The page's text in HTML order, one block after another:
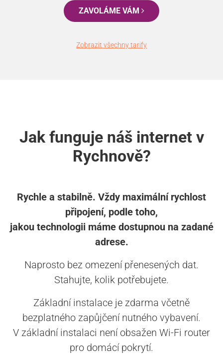
ZAVOLÁME VÁM
Zobrazit všechny tarify
Jak funguje náš internet v
Rychnově?
Rychle a stabilně. Vždy maximální rychlost
připojení, podle toho,
jakou technologii máme dostupnou na zadané
adrese.
Naprosto bez omezení přenesených dat.
Stahujte, kolik potřebujete.
Základní instalace je zdarma včetně
bezplatného zapůjčení nutného vybavení.
V základní instalaci není obsažen Wi-Fi router
pro domácí pokrytí.